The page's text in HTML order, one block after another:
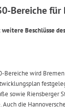
Bereiche für
Beschlüsse
Bereiche wird
sowie Riensberger
Auch die